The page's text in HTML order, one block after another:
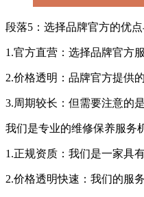
段落5：选择品牌官方的优
1.官方直营：选择品牌官方
2.价格透明：品牌官方提供
3.周期较长：但需要注意的
我们是专业的维修保养服务
1.正规资质：我们是一家具
2.价格透明快速：我们的服